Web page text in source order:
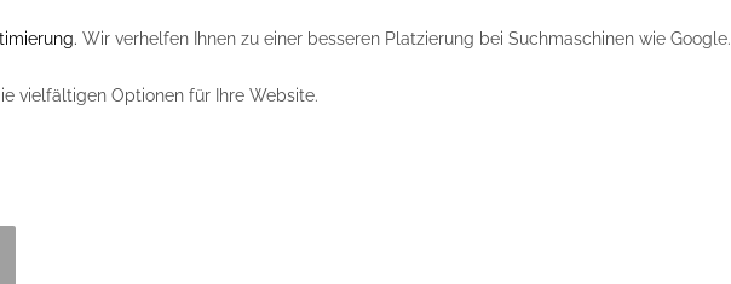
Wir verhelfen Ihnen zu einer besseren Platzierung bei Suchmaschinen wie Google.
vielfältigen Optionen für Ihre Website.